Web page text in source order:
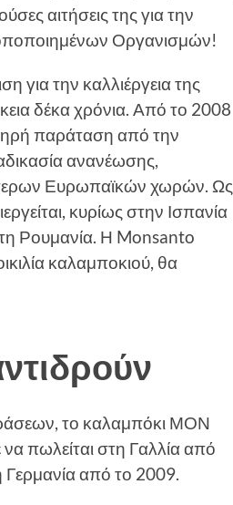
αιτήσεις της για την
Οργανισμών!
για την καλλιέργεια της
δέκα χρόνια. Από το 2008
παράταση από την
ανανέωσης,
Ευρωπαϊκών χωρών. Ως
κυρίως στην Ισπανία
Ρουμανία. Η Monsanto
καλαμποκιού, θα
το καλαμπόκι ΜΟΝ
πωλείται στη Γαλλία από
Γερμανία από το 2009.